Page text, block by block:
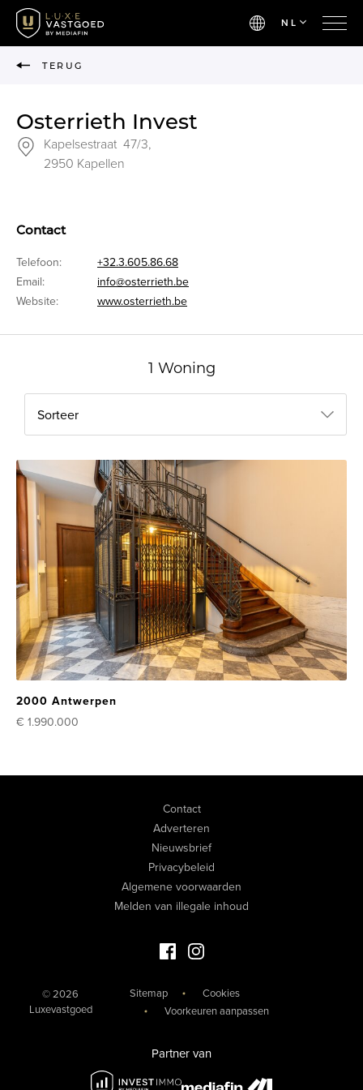
NL
TERUG
Osterrieth Invest
Kapelsestraat 47/3,
2950 Kapellen
Contact
Telefoon:
+32.3.605.86.68
Email:
info@osterrieth.be
Website:
www.osterrieth.be
1 Woning
Sorteer
2000 Antwerpen
€ 1.990.000
Contact
Adverteren
Nieuwsbrief
Privacybeleid
Algemene voorwaarden
Melden van illegale inhoud
Facebook Luxevastgoed
Instagram Luxevastgoed
© 2026
Luxevastgoed
Sitemap
Cookies
Voorkeuren aanpassen
Partner van